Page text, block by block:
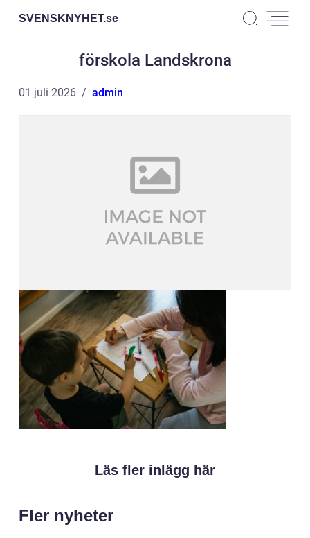
SVENSKNYHET.se
förskola Landskrona
01 juli 2026 admin
Läs fler inlägg här
Fler nyheter